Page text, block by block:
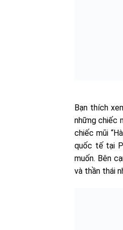
Bạn thích
những chiếc
chiếc mũi
quốc tế tại
muốn. Bên
và thần thái